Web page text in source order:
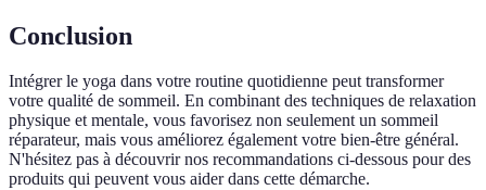
Conclusion
Intégrer le yoga dans votre routine quotidienne peut transformer
votre qualité de sommeil. En combinant des techniques de relaxation
physique et mentale, vous favorisez non seulement un sommeil
réparateur, mais vous améliorez également votre bien-être général.
N'hésitez pas à découvrir nos recommandations ci-dessous pour des
produits qui peuvent vous aider dans cette démarche.